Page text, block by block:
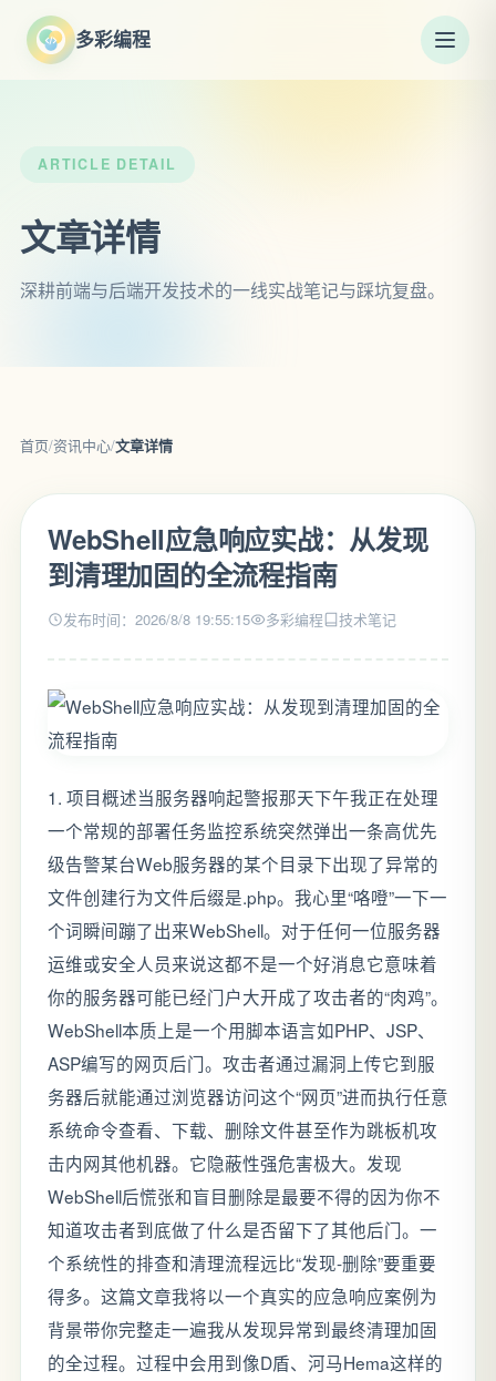
多彩编程
ARTICLE DETAIL
文章详情
深耕前端与后端开发技术的一线实战笔记与踩坑复盘。
首页/资讯中心/文章详情
WebShell应急响应实战：从发现
到清理加固的全流程指南
发布时间：2026/8/8 19:55:15 多彩编程 技术笔记
1. 项目概述当服务器响起警报那天下午我正在处理
一个常规的部署任务监控系统突然弹出一条高优先
级告警某台Web服务器的某个目录下出现了异常的
文件创建行为文件后缀是.php。我心里“咯噔”一下一
个词瞬间蹦了出来WebShell。对于任何一位服务器
运维或安全人员来说这都不是一个好消息它意味着
你的服务器可能已经门户大开成了攻击者的“肉鸡”。
WebShell本质上是一个用脚本语言如PHP、JSP、
ASP编写的网页后门。攻击者通过漏洞上传它到服
务器后就能通过浏览器访问这个“网页”进而执行任意
系统命令查看、下载、删除文件甚至作为跳板机攻
击内网其他机器。它隐蔽性强危害极大。发现
WebShell后慌张和盲目删除是最要不得的因为你不
知道攻击者到底做了什么是否留下了其他后门。一
个系统性的排查和清理流程远比“发现-删除”要重要
得多。这篇文章我将以一个真实的应急响应案例为
背景带你完整走一遍我从发现异常到最终清理加固
的全过程。过程中会用到像D盾、河马Hema这样的